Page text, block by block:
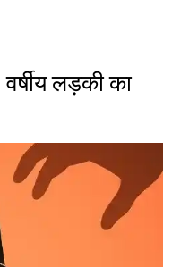
लड़की का